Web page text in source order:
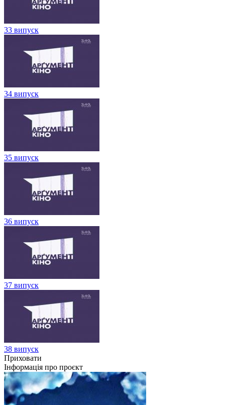
33 випуск
34 випуск
35 випуск
36 випуск
37 випуск
38 випуск
Приховати
Інформація про проєкт